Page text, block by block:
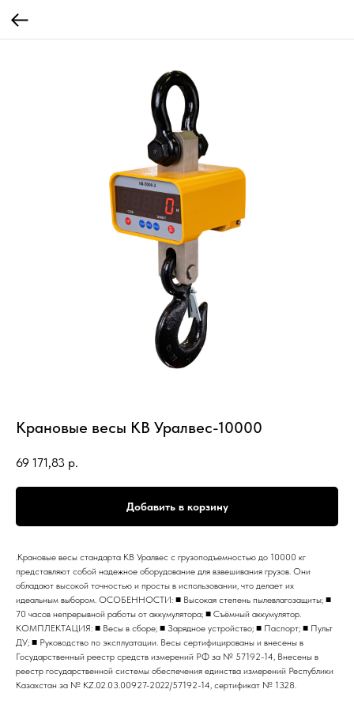
Крановые весы КВ Уралвес-10000
69 171,83 р.
Добавить в корзину
.Крановые весы стандарта КВ Уралвес с грузоподъемностью до 10000 кг
представляют собой надежное оборудование для взвешивания грузов. Они
обладают высокой точностью и просты в использовании, что делает их
идеальным выбором. ОСОБЕННОСТИ: ■ Высокая степень пылевлагозащиты; ■
70 часов непрерывной работы от аккумулятора; ■ Съёмный аккумулятор.
КОМПЛЕКТАЦИЯ: ■ Весы в сборе; ■ Зарядное устройство; ■ Паспорт; ■ Пульт
ДУ; ■ Руководство по эксплуатации. Весы сертифицированы и внесены в
Государственный реестр средств измерений РФ за № 57192-14, Внесены в
реестр государственной системы обеспечения единства измерений Республики
Казахстан за № KZ.02.03.00927-2022/57192-14, сертификат № 1328.